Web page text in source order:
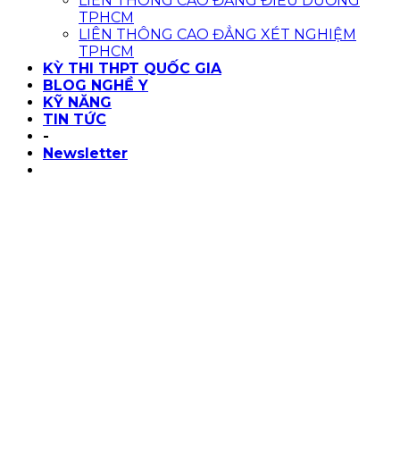
TPHCM
LIÊN THÔNG CAO ĐẲNG XÉT NGHIỆM
TPHCM
KỲ THI THPT QUỐC GIA
BLOG NGHỀ Y
KỸ NĂNG
TIN TỨC
-
Newsletter